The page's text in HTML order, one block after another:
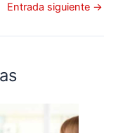
Entrada siguiente →